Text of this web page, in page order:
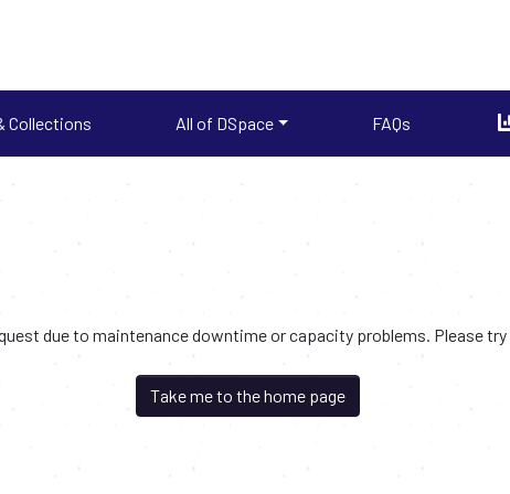
Collections All of DSpace FAQs
due to maintenance downtime or capacity problems. Please try
Take me to the home page